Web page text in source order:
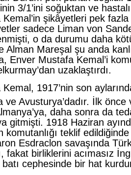
3/1’ini soğuktan ve
şikâyetleri pek fazla
sadece Liman von
o da durumu daha
Alman Mareşal şu anda
Enver Mustafa Kemal’i
uzaklaştırdı.
1917’nin son
ve Avusturya’dadır. İlk önce
daha sonra da
gitmişti. 1918 Haziran
komutanlığı teklif
Esdraclon savaşında
fakat birliklerini acımasız
batı cephesinde bir hat